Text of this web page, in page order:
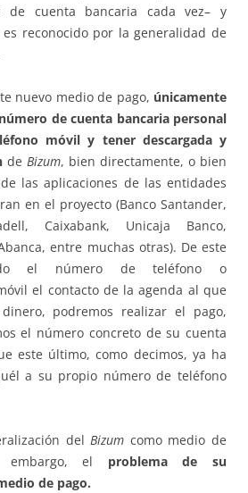
de cuenta bancaria cada vez– y
reconocido por la generalidad de
nuevo medio de pago, únicamente
de cuenta bancaria personal
móvil y tener descargada y
de Bizum, bien directamente, o bien
las aplicaciones de las entidades
en el proyecto (Banco Santander,
Caixabank, Unicaja Banco,
entre muchas otras). De este
el número de teléfono o
el contacto de la agenda al que
podremos realizar el pago,
el número concreto de su cuenta
este último, como decimos, ya ha
a su propio número de teléfono
delBizum como medio de
embargo, el problema de su
de pago.